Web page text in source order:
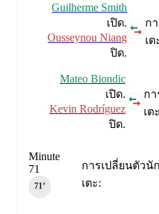
ก
เต
Guilherme Smith
เปิด.
Ousseynou Niang
ปิด.
ก
เต
Mateo Biondic
เปิด.
Kevin Rodríguez
ปิด.
การเปลี่ยนตัวนัก
เตะ:
Minute
71
71‎’‎